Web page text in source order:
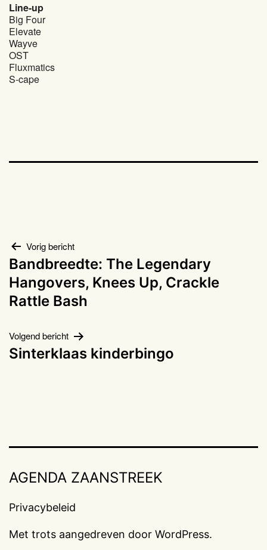
Line-up
Big Four
Elevate
Wayve
OST
Fluxmatics
S-cape
Bericht
navigatie
Vorig bericht
Bandbreedte: The Legendary
Hangovers, Knees Up, Crackle
Rattle Bash
Volgend bericht
Sinterklaas kinderbingo
AGENDA ZAANSTREEK
Privacybeleid
Met trots aangedreven door WordPress.